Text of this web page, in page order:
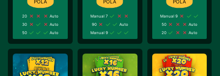
20
Auto
30
Auto
50
Auto
Manual 7
90
Auto
Manual 9
Manual 9
50
Auto
20
Auto